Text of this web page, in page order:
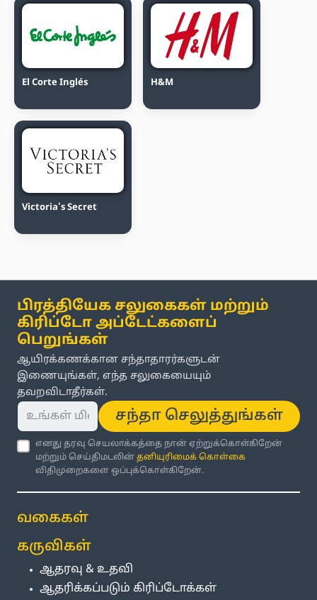
El Corte Inglés H&M
Victoria's Secret
பிரத்தியேக சலுகைகள் மற்றும்
கிரிப்டோ அப்டேட்களைப்
பெறுங்கள்
ஆயிரக்கணக்கான சந்தாதாரர்களுடன்
இணையுங்கள், எந்த சலுகையையும்
தவறவிடாதீர்கள்.
சந்தா செலுத்துங்கள்
எனது தரவு செயலாக்கத்தை நான் ஏற்றுக்கொள்கிறேன்
மற்றும் செய்திமடலின்தனியுரிமைக் கொள்கை
விதிமுறைகளை ஒப்புக்கொள்கிறேன்.
வகைகள்
கருவிகள்
ஆதரவு & உதவி
ஆதரிக்கப்படும் கிரிப்டோக்கள்